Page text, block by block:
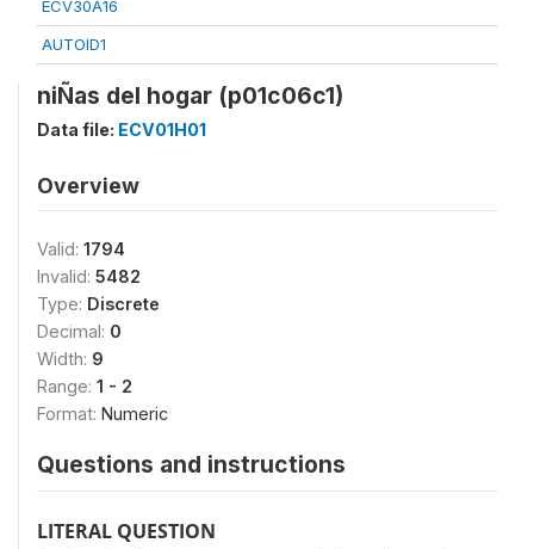
ECV30A16
AUTOID1
niÑas del hogar (p01c06c1)
Data file: ECV01H01
Overview
Valid: 1794
Invalid: 5482
Type: Discrete
Decimal: 0
Width: 9
Range: 1 - 2
Format: Numeric
Questions and instructions
LITERAL QUESTION